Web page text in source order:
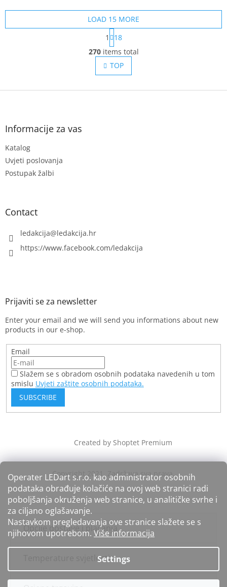
Operater LEDart s.r.o. kao administrator osobnih
podataka obrađuje kolačiće na ovoj web stranici radi
poboljšanja okruženja web stranice, u analitičke svrhe i
za ciljano oglašavanje.
Nastavkom pregledavanja ove stranice slažete se s
njihovom upotrebom. Više informacija
Settings
L
i
s
t
n
LOAD 15 MORE
P
a
g
i
n
a
i
1
18
270items total
TOP
F
Informacije za vas
Katalog
Uvjeti poslovanja
Postupak žalbi
Contact
ledakcija@ledakcija.hr
https://www.facebook.com/ledakcija
Enter your email and we will send you informations about new
products in our e-shop.
Email
Slažem se s obradom osobnih podataka navedenih u tom
smislu Uvjeti zaštite osobnih podataka.
SUBSCRIBE
Created by Shoptet Premium
Opcije dostave i plaćanja
Temperature svjetlosti